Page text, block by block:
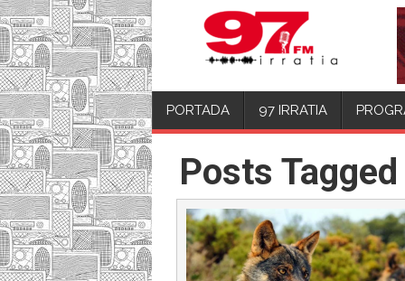
PORTADA 97 IRRATIA
Posts Tagged